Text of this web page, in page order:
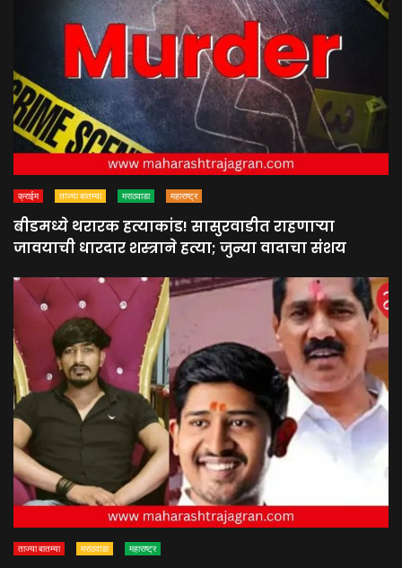
क्राईम ताज्या बातम्या मराठवाडा महाराष्ट्र
बीडमध्ये थरारक हत्याकांड! सासुरवाडीत राहणाऱ्या
जावयाची धारदार शस्त्राने हत्या; जुन्या वादाचा संशय
ताज्या बातम्या मराठवाडा महाराष्ट्र